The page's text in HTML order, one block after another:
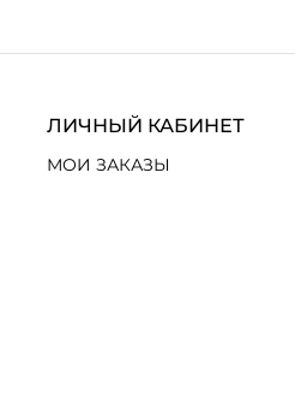
ЛИЧНЫЙ КАБИНЕТ
МОИ ЗАКАЗЫ